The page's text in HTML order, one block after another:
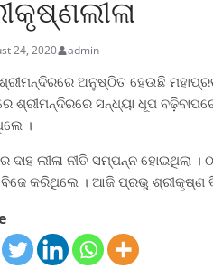
24, 2020 admin
ଅନୁଷ୍ଠିତ ହେଉଛି
ଶ୍ରୀମନ୍ଦିରରେ ସନ୍ଧ୍ୟା ଧୂପ
।
ଦାହ ଲୀଳା ନୀତି ସମ୍ପନ୍ନ
ବିଜେ କରିଥିଲେ । ଆଜି ପ୍ରଭୁ ଶ୍ରୀକୃଷ୍ଣ